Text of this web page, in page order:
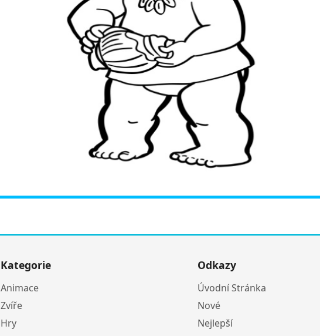
Kategorie
Animace
Zvíře
Hry
Odkazy
Úvodní Stránka
Nové
Nejlepší